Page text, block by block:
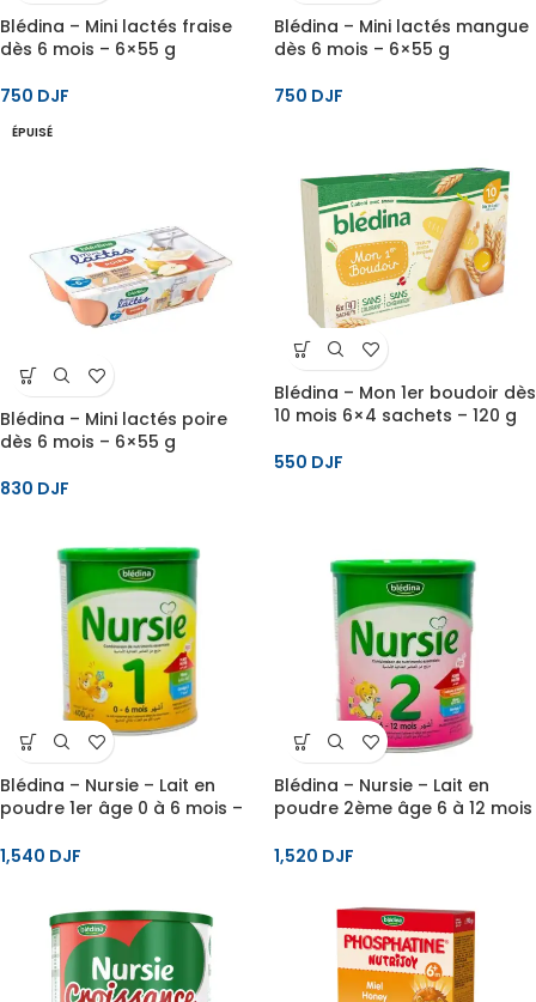
Blédina – Mini lactés fraise
dès 6 mois – 6×55 g
750 DJF
Blédina – Mini lactés mangue
dès 6 mois – 6×55 g
750 DJF
ÉPUISÉ
Blédina – Mini lactés poire
dès 6 mois – 6×55 g
830 DJF
Blédina – Mon 1er boudoir dès
10 mois 6×4 sachets – 120 g
550 DJF
Blédina – Nursie – Lait en
poudre 1er âge 0 à 6 mois –
1,540 DJF
Blédina – Nursie – Lait en
poudre 2ème âge 6 à 12 mois
1,520 DJF